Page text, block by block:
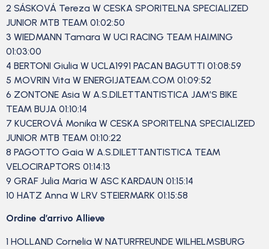
2 SÁSKOVÁ Tereza W CESKA SPORITELNA SPECIALIZED
JUNIOR MTB TEAM 01:02:50
3 WIEDMANN Tamara W UCI RACING TEAM HAIMING
01:03:00
4 BERTONI Giulia W UCLA1991 PACAN BAGUTTI 01:08:59
5 MOVRIN Vita W ENERGIJATEAM.COM 01:09:52
6 ZONTONE Asia W A.S.DILETTANTISTICA JAM’S BIKE
TEAM BUJA 01:10:14
7 KUCEROVÁ Monika W CESKA SPORITELNA SPECIALIZED
JUNIOR MTB TEAM 01:10:22
8 PAGOTTO Gaia W A.S.DILETTANTISTICA TEAM
VELOCIRAPTORS 01:14:13
9 GRAF Julia Maria W ASC KARDAUN 01:15:14
10 HATZ Anna W LRV STEIERMARK 01:15:58
Ordine d’arrivo Allieve
1 HOLLAND Cornelia W NATURFREUNDE WILHELMSBURG